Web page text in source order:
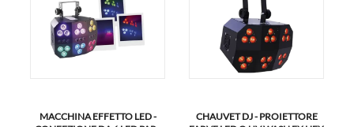
MACCHINA EFFETTO LED -
CHAUVET DJ - PROIETTORE